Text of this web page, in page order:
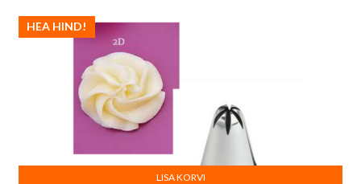
HEA HIND!
LISA KORVI